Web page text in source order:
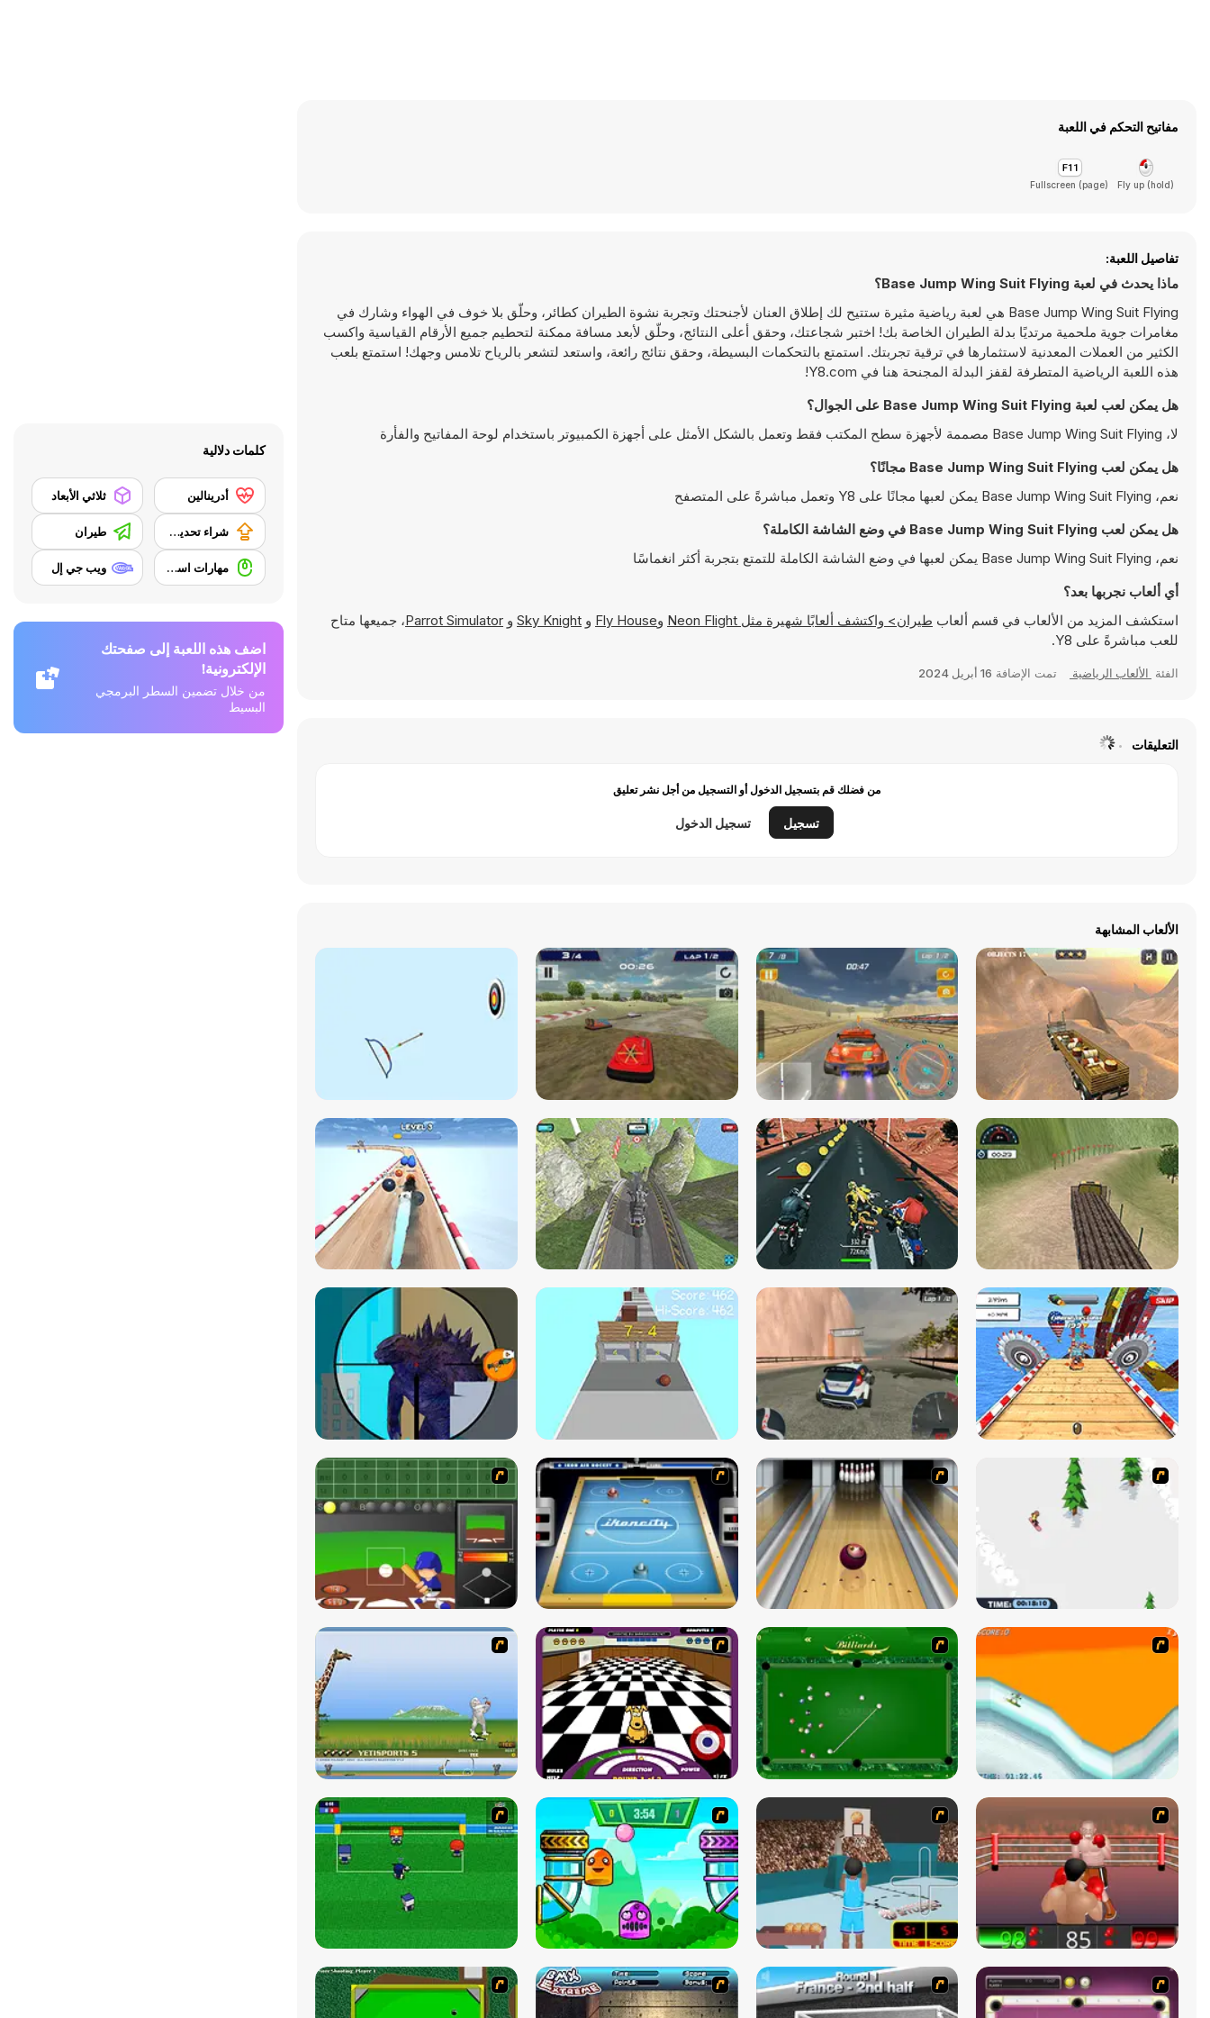
مفاتيح التحكم في اللعبة
Fly up (hold)
Fullscreen (page)
تفاصيل اللعبة:
ماذا يحدث في لعبة Base Jump Wing Suit Flying؟
Base Jump Wing Suit Flying هي لعبة رياضية مثيرة ستتيح لك إطلاق العنان لأجنحتك وتجربة نشوة الطيران كطائر، وحلّق بلا خوف في الهواء وشارك في
مغامرات جوية ملحمية مرتديًا بدلة الطيران الخاصة بك! اختبر شجاعتك، وحقق أعلى النتائج، وحلّق لأبعد مسافة ممكنة لتحطيم جميع الأرقام القياسية واكسب
الكثير من العملات المعدنية لاستثمارها في ترقية تجربتك. استمتع بالتحكمات البسيطة، وحقق نتائج رائعة، واستعد لتشعر بالرياح تلامس وجهك! استمتع بلعب
هذه اللعبة الرياضية المتطرفة لقفز البدلة المجنحة هنا في Y8.com!
هل يمكن لعب لعبة Base Jump Wing Suit Flying على الجوال؟
لا، Base Jump Wing Suit Flying مصممة لأجهزة سطح المكتب فقط وتعمل بالشكل الأمثل على أجهزة الكمبيوتر باستخدام لوحة المفاتيح والفأرة
هل يمكن لعب Base Jump Wing Suit Flying مجانًا؟
نعم، Base Jump Wing Suit Flying يمكن لعبها مجانًا على Y8 وتعمل مباشرةً على المتصفح
هل يمكن لعب Base Jump Wing Suit Flying في وضع الشاشة الكاملة؟
نعم، Base Jump Wing Suit Flying يمكن لعبها في وضع الشاشة الكاملة للتمتع بتجربة أكثر انغماسًا
أي ألعاب نجربها بعد؟
استكشف المزيد من الألعاب في قسم ألعاب طيران> واكتشف ألعابًا شهيرة مثل Neon Flight وFly House و Sky Knight و Parrot Simulator، جميعها متاح
للعب مباشرةً على Y8.
الفئة الألعاب الرياضية تمت الإضافة 16 أبريل 2024
التعليقات
من فضلك قم بتسجيل الدخول أو التسجيل من أجل نشر تعليق
تسجيل تسجيل الدخول
الألعاب المشابهة
كلمات دلالية
أدرينالين ثلاثي الأبعاد
شراء تحديث المعدات طيران
مهارات استخدام الفأرة ويب جي إل
اضف هذه اللعبة إلى صفحتك
الإلكترونية!
من خلال تضمين السطر البرمجي
البسيط